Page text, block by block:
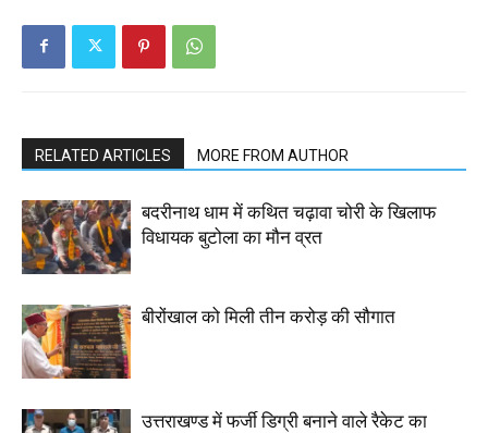
RELATED ARTICLES MORE FROM AUTHOR
बदरीनाथ धाम में कथित चढ़ावा चोरी के खिलाफ
विधायक बुटोला का मौन व्रत
बीरोंखाल को मिली तीन करोड़ की सौगात
उत्तराखण्ड में फर्जी डिग्री बनाने वाले रैकेट का